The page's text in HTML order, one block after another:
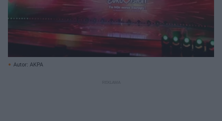
Autor: AKPA